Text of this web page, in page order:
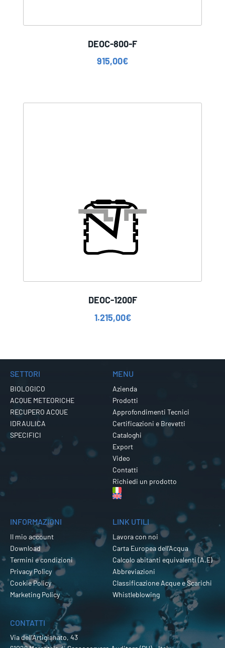
DEOC-800-F
915,00€
DEOC-1200F
1.215,00€
SETTORI
BIOLOGICO
ACQUE METEORICHE
RECUPERO ACQUE
IDRAULICA
SPECIFICI
MENU
Azienda
Prodotti
Approfondimenti Tecnici
Certificazioni e Brevetti
Cataloghi
Export
Video
Contatti
Richiedi un prodotto
INFORMAZIONI
Il mio account
Download
Termini e condizioni
Privacy Policy
Cookie Policy
Marketing Policy
LINK UTILI
Lavora con noi
Carta Europea dell’Acqua
Calcolo abitanti equivalenti (A.E)
Abbreviazioni
Classificazione Acque e Scarichi
Whistleblowing
CONTATTI
Via dell’Artigianato, 43